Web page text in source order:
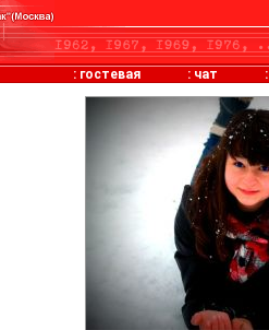
: гостевая : чат :